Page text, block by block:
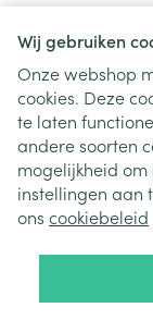
Wij gebruiken
Onze webshop
cookies. Deze
te laten
andere soorten
mogelijkheid
instellingen aan
ons cookiebeleid
Juridische links